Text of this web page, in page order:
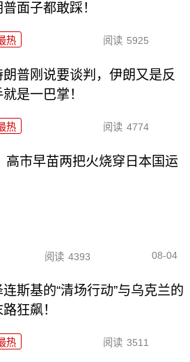
普面子都敢踩！
热 阅读 5925
朗普刚说要谈判，伊朗又是反
就是一巴掌！
热 阅读 4774
高市早苗两把火烧穿日本国运
阅读 4393 08-04
连斯基的“清场行动”与乌克兰的
路狂飙！
热 阅读 3511